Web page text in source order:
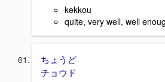
kekkou
quite, very well, well
ちょうど
チョウド